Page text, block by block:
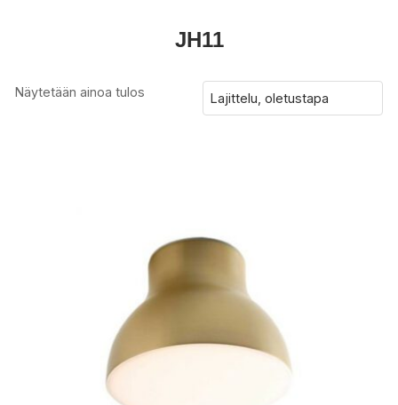
JH11
Näytetään ainoa tulos